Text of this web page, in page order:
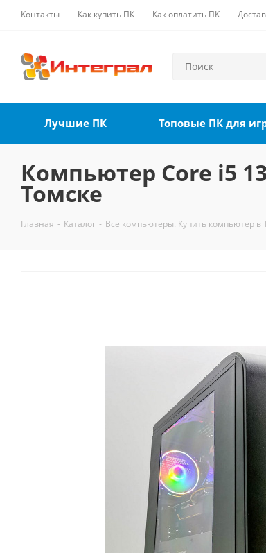
Контакты Как купить ПК Как оплатить ПК
Лучшие ПК Топовые ПК для
Компьютер Core i5
Томске
Главная - Каталог - Все компьютеры. Купить компьютер в